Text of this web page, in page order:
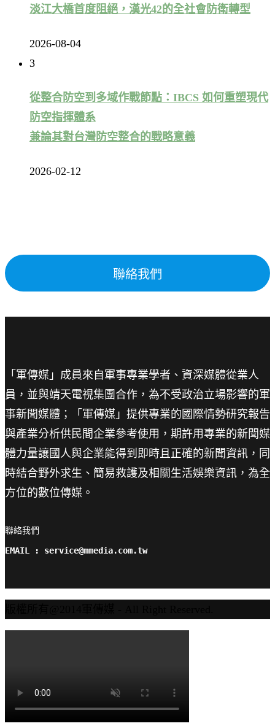
淡江大橋首度阻絕，漢光42的全社會防衛轉型
2026-08-04
3
從整合防空到多域作戰節點：IBCS 如何重塑現代
防空指揮體系
兼論其對台灣防空整合的戰略意義
2026-02-12
聯絡我們
「軍傳媒」成員來自軍事專業學者、資深媒體從業人
員，並與靖天電視集團合作，為不受政治立場影響的軍
事新聞媒體；「軍傳媒」提供專業的國際情勢研究報告
與產業分析供民間企業參考使用，期許用專業的新聞媒
體力量讓國人與企業能得到即時且正確的新聞資訊，同
時結合野外求生、簡易救護及相關生活娛樂資訊，為全
方位的數位傳媒。
聯絡我們
EMAIL : service@mmedia.com.tw